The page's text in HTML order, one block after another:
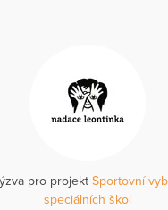
pro projekt Sportovní
speciálních škol